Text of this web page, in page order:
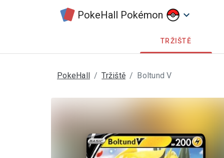
PokeHall Pokémon keyboard_arrow_down
TRŽIŠTĚ
PokeHall Tržiště Boltund V